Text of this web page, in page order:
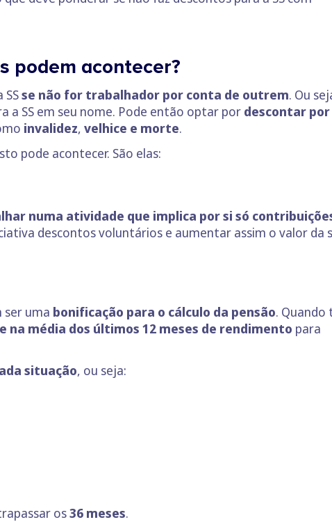
podem acontecer?
se não for trabalhador por conta de outrem. Ou
a SS em seu nome. Pode então optar por descontar por
invalidez, velhice e morte.
pode acontecer. São elas:
numa atividade que implica por si só
descontos voluntários e aumentar assim o valor da
ser uma bonificação para o cálculo da pensão. Quando
na média dos últimos 12 meses de rendimento para
situação, ou seja:
os36 meses.